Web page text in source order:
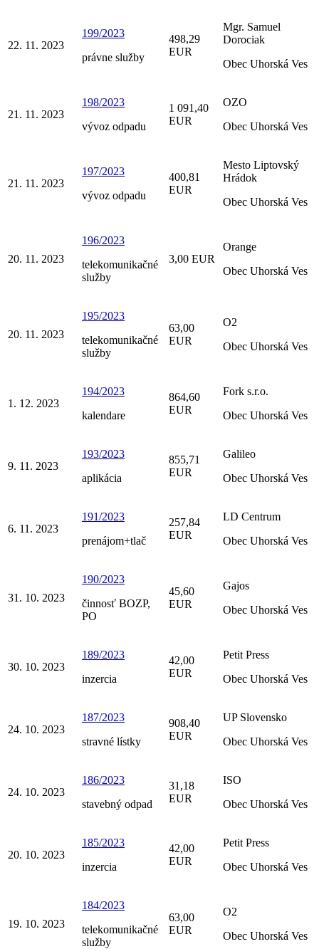
22. 11. 2023
199/2023
právne služby
498,29
EUR
Mgr. Samuel
Dorociak
Obec Uhorská Ves
21. 11. 2023
198/2023
vývoz odpadu
1 091,40
EUR
OZO
Obec Uhorská Ves
21. 11. 2023
197/2023
vývoz odpadu
400,81
EUR
Mesto Liptovský
Hrádok
Obec Uhorská Ves
20. 11. 2023
196/2023
telekomunikačné
služby
3,00 EUR
Orange
Obec Uhorská Ves
20. 11. 2023
195/2023
telekomunikačné
služby
63,00
EUR
O2
Obec Uhorská Ves
1. 12. 2023
194/2023
kalendare
864,60
EUR
Fork s.r.o.
Obec Uhorská Ves
9. 11. 2023
193/2023
aplikácia
855,71
EUR
Galileo
Obec Uhorská Ves
6. 11. 2023
191/2023
prenájom+tlač
257,84
EUR
LD Centrum
Obec Uhorská Ves
31. 10. 2023
190/2023
činnosť BOZP,
PO
45,60
EUR
Gajos
Obec Uhorská Ves
30. 10. 2023
189/2023
inzercia
42,00
EUR
Petit Press
Obec Uhorská Ves
24. 10. 2023
187/2023
stravné lístky
908,40
EUR
UP Slovensko
Obec Uhorská Ves
24. 10. 2023
186/2023
stavebný odpad
31,18
EUR
ISO
Obec Uhorská Ves
20. 10. 2023
185/2023
inzercia
42,00
EUR
Petit Press
Obec Uhorská Ves
19. 10. 2023
184/2023
telekomunikačné
služby
63,00
EUR
O2
Obec Uhorská Ves